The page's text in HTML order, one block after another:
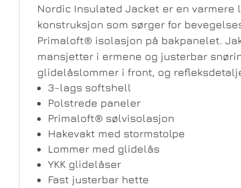
Nordic Insulated Jacket er en varmere
konstruksjon som sørger for
Primaloft® isolasjon på bakpanelet.
mansjetter i ermene og justerbar
glidelåslommer i front, og
3-lags softshell
Polstrede paneler
Primaloft® sølvisolasjon
Hakevakt med stormstolpe
Lommer med glidelås
YKK glidelåser
Fast justerbar hette